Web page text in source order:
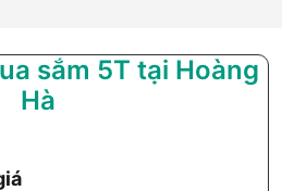
sắm 5T tại Hoàng
Hà